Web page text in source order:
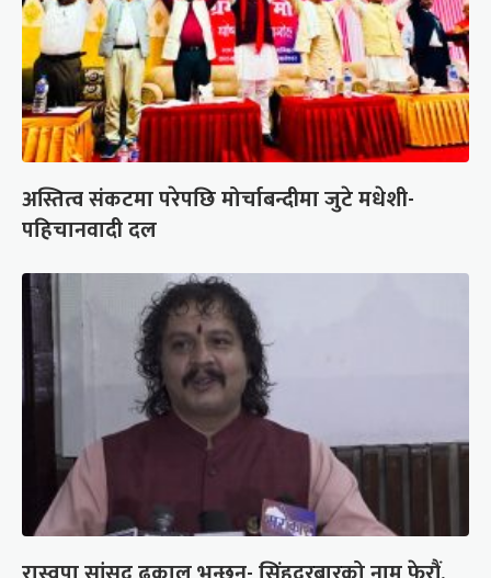
अस्तित्व संकटमा परेपछि मोर्चाबन्दीमा जुटे मधेशी-
पहिचानवादी दल